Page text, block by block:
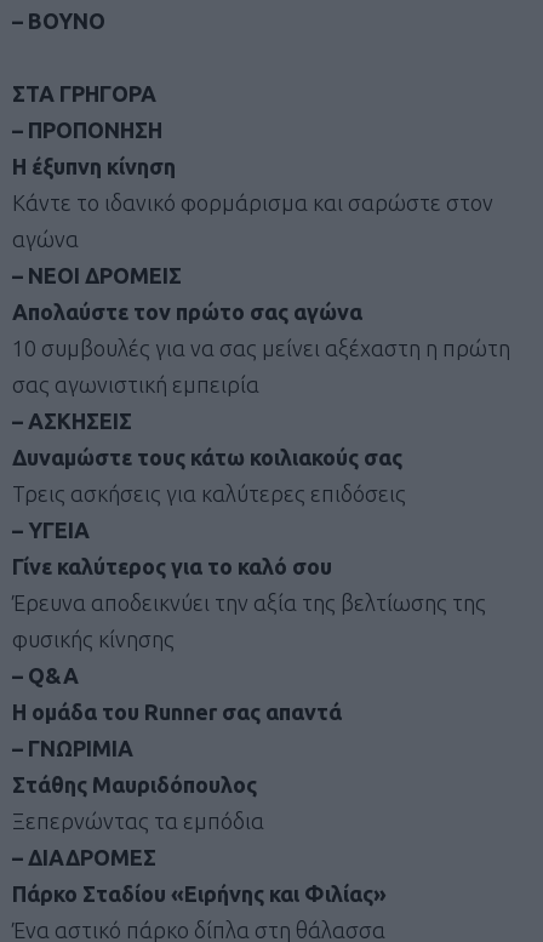
– ΒΟΥΝΟ
ΣΤΑ ΓΡΗΓΟΡΑ
– ΠΡΟΠΟΝΗΣΗ
Η έξυπνη κίνηση
Κάντε το ιδανικό φορμάρισμα και σαρώστε στον
αγώνα
– ΝΕΟΙ ΔΡΟΜΕΙΣ
Απολαύστε τον πρώτο σας αγώνα
10 συμβουλές για να σας μείνει αξέχαστη η πρώτη
σας αγωνιστική εμπειρία
– ΑΣΚΗΣΕΙΣ
Δυναμώστε τους κάτω κοιλιακούς σας
Τρεις ασκήσεις για καλύτερες επιδόσεις
– ΥΓΕΙΑ
Γίνε καλύτερος για το καλό σου
Έρευνα αποδεικνύει την αξία της βελτίωσης της
φυσικής κίνησης
– Q&A
Η ομάδα του Runner σας απαντά
– ΓΝΩΡΙΜΙΑ
Στάθης Μαυριδόπουλος
Ξεπερνώντας τα εμπόδια
– ΔΙΑΔΡΟΜΕΣ
Πάρκο Σταδίου «Ειρήνης και Φιλίας»
Ένα αστικό πάρκο δίπλα στη θάλασσα